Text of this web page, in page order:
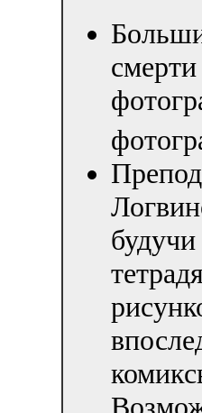
будучи